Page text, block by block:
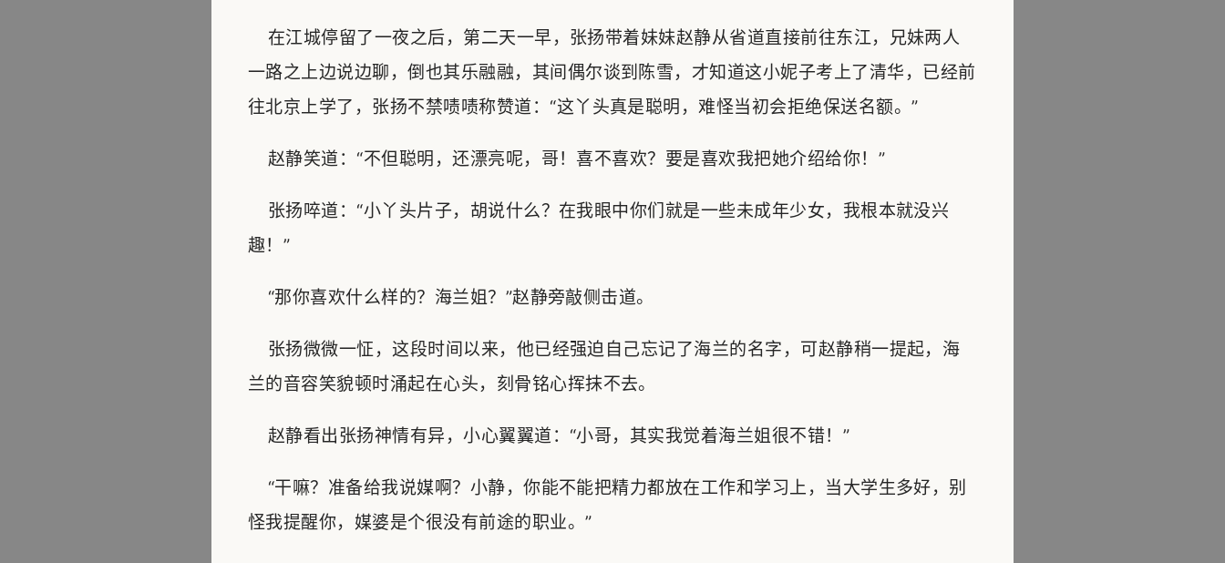
在江城停留了一夜之后，第二天一早，张扬带着妹妹赵静从省道直接前往东江，兄妹两人
一路之上边说边聊，倒也其乐融融，其间偶尔谈到陈雪，才知道这小妮子考上了清华，已经前
往北京上学了，张扬不禁啧啧称赞道：“这丫头真是聪明，难怪当初会拒绝保送名额。”
赵静笑道：“不但聪明，还漂亮呢，哥！喜不喜欢？要是喜欢我把她介绍给你！”
张扬啐道：“小丫头片子，胡说什么？在我眼中你们就是一些未成年少女，我根本就没兴
趣！”
“那你喜欢什么样的？海兰姐？”赵静旁敲侧击道。
张扬微微一怔，这段时间以来，他已经强迫自己忘记了海兰的名字，可赵静稍一提起，海
兰的音容笑貌顿时涌起在心头，刻骨铭心挥抹不去。
赵静看出张扬神情有异，小心翼翼道：“小哥，其实我觉着海兰姐很不错！”
“干嘛？准备给我说媒啊？小静，你能不能把精力都放在工作和学习上，当大学生多好，别
怪我提醒你，媒婆是个很没有前途的职业。”